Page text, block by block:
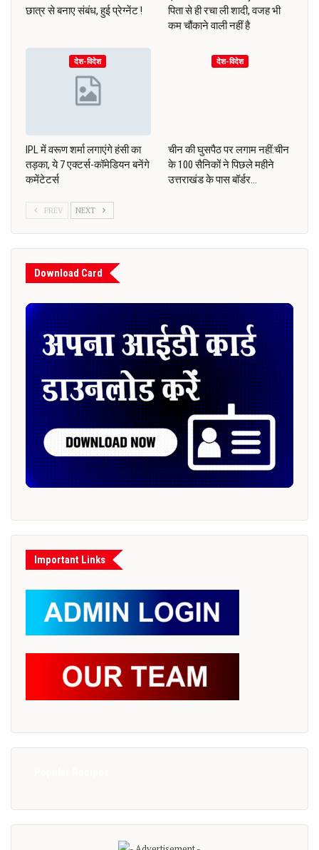
छात्र से बनाए संबंध, हुई प्रेग्नेंट !
पिता से ही रचा ली शादी, वजह भी
कम चौंकाने वाली नहीं है
देश-विदेश
IPL में वरूण शर्मा लगाएंगे हंसी का
तड़का, ये 7 एक्टर्स-कॉमेडियन बनेंगे
कमेंटेटर्स
देश-विदेश
चीन की घुसपैठ पर लगाम नहीं:चीन
के 100 सैनिकों ने पिछले महीने
उत्तराखंड के पास बॉर्डर…
PREV NEXT
Download Card
Important Links